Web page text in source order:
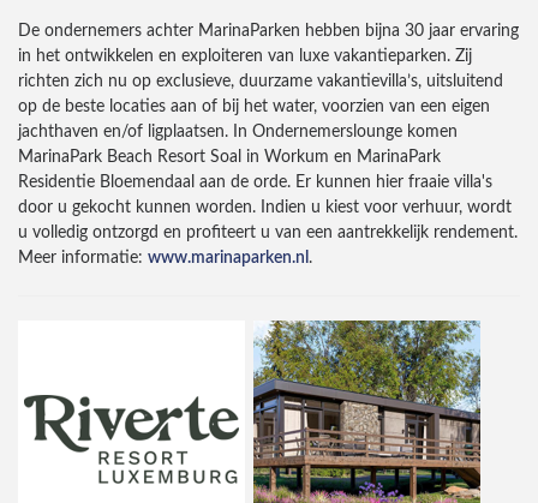
De ondernemers achter MarinaParken hebben bijna 30 jaar ervaring
in het ontwikkelen en exploiteren van luxe vakantieparken. Zij
richten zich nu op exclusieve, duurzame vakantievilla’s, uitsluitend
op de beste locaties aan of bij het water, voorzien van een eigen
jachthaven en/of ligplaatsen. In Ondernemerslounge komen
MarinaPark Beach Resort Soal in Workum en MarinaPark
Residentie Bloemendaal aan de orde. Er kunnen hier fraaie villa's
door u gekocht kunnen worden. Indien u kiest voor verhuur, wordt
u volledig ontzorgd en profiteert u van een aantrekkelijk rendement.
Meer informatie: www.marinaparken.nl .